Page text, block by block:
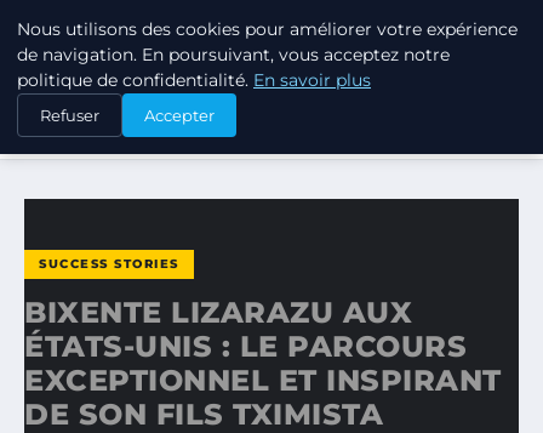
TUEZ-LES TOUS
ACCUEIL
SUCCESS STORIES
BIXENTE LIZARAZU AUX ÉTATS-UNIS : LE PARCOURS…
SUCCESS STORIES
BIXENTE LIZARAZU AUX
ÉTATS-UNIS : LE PARCOURS
EXCEPTIONNEL ET INSPIRANT
DE SON FILS TXIMISTA
Nous utilisons des cookies pour améliorer votre expérience
de navigation. En poursuivant, vous acceptez notre
politique de confidentialité. En savoir plus
Refuser Accepter